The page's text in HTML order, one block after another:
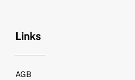
Links
AGB